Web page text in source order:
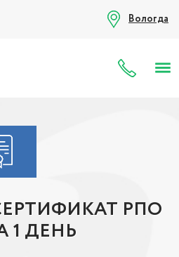
Вологда
8
РПО
1 ДЕНЬ